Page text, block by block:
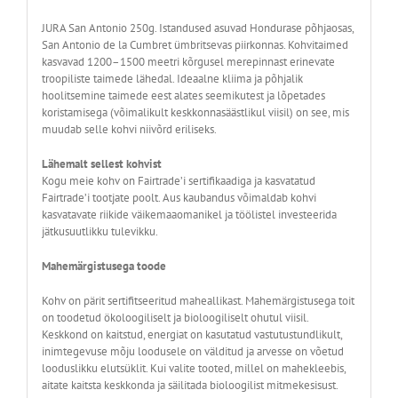
JURA San Antonio 250g. Istandused asuvad Hondurase põhjaosas,
San Antonio de la Cumbret ümbritsevas piirkonnas. Kohvitaimed
kasvavad 1200–1500 meetri kõrgusel merepinnast erinevate
troopiliste taimede lähedal. Ideaalne kliima ja põhjalik
hoolitsemine taimede eest alates seemikutest ja lõpetades
koristamisega (võimalikult keskkonnasäästlikul viisil) on see, mis
muudab selle kohvi niivõrd eriliseks.
Lähemalt sellest kohvist
Kogu meie kohv on Fairtrade’i sertifikaadiga ja kasvatatud
Fairtrade’i tootjate poolt. Aus kaubandus võimaldab kohvi
kasvatavate riikide väikemaaomanikel ja töölistel investeerida
jätkusuutlikku tulevikku.
Mahemärgistusega toode
Kohv on pärit sertifitseeritud maheallikast. Mahemärgistusega toit
on toodetud ökoloogiliselt ja bioloogiliselt ohutul viisil.
Keskkond on kaitstud, energiat on kasutatud vastutustundlikult,
inimtegevuse mõju loodusele on välditud ja arvesse on võetud
looduslikku elutsüklit. Kui valite tooted, millel on mahekleebis,
aitate kaitsta keskkonda ja säilitada bioloogilist mitmekesisust.